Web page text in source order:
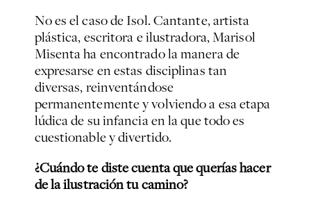
No es el caso de Isol. Cantante, artista
plástica, escritora e ilustradora, Marisol
Misenta ha encontrado la manera de
expresarse en estas disciplinas tan
diversas, reinventándose
permanentemente y volviendo a esa etapa
lúdica de su infancia en la que todo es
cuestionable y divertido.
¿Cuándo te diste cuenta que querías hacer
de la ilustración tu camino?